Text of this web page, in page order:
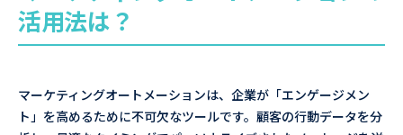
活用法は？
マーケティングオートメーションは、企業が「エンゲージメン
ト」を高めるために不可欠なツールです。顧客の行動データを分